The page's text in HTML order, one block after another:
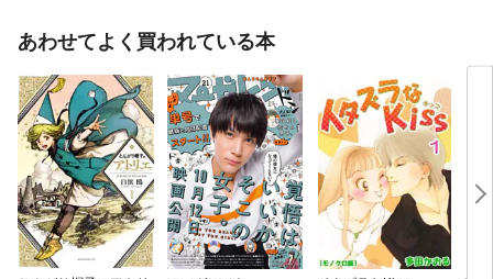
あわせてよく買われている本